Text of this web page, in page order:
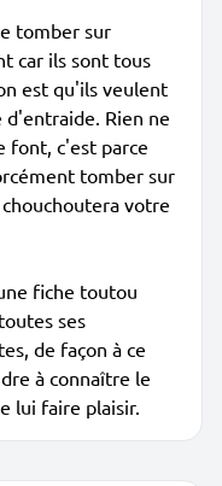
tomber sur
car ils sont tous
est qu'ils veulent
Rien ne
font, c'est parce
tomber sur
votre
fiche toutou
ses
de façon à ce
à connaître le
lui faire plaisir.